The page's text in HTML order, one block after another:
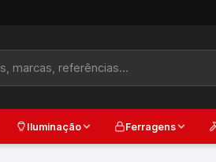
Iluminação Ferragens